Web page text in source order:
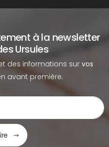
à la newsletter
Ursules
des informations sur vos
avant première.